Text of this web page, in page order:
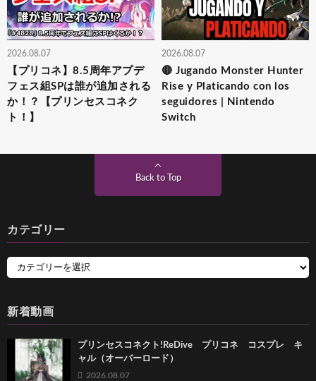
2026.08.07
【プリコネ】8.5周年アプデ
フェス組SPは誰が追加される
か！？【プリンセスコネク
ト！】
2026.08.07
🔴 Jugando Monster Hunter
Rise y Platicando con los
seguidores | Nintendo
Switch
Back to Top
カテゴリー
新着動画
プリンセスコネクト!ReDive プリコネ コスプレ キ
ャル（オーバーロード）
2026.08.07